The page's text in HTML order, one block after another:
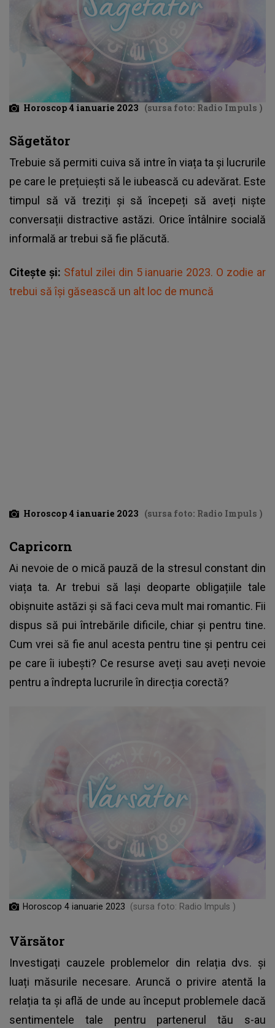
Horoscop 4 ianuarie 2023 (sursa foto: Radio Impuls )
Săgetător
Trebuie să permiti cuiva să intre în viața ta și lucrurile
pe care le prețuiești să le iubească cu adevărat. Este
timpul să vă treziți și să începeți să aveți niște
conversații distractive astăzi. Orice întâlnire socială
informală ar trebui să fie plăcută.
Citește și: Sfatul zilei din 5 ianuarie 2023. O zodie ar
trebui să își găsească un alt loc de muncă
Horoscop 4 ianuarie 2023 (sursa foto: Radio Impuls )
Capricorn
Ai nevoie de o mică pauză de la stresul constant din
viața ta. Ar trebui să lași deoparte obligațiile tale
obișnuite astăzi și să faci ceva mult mai romantic. Fii
dispus să pui întrebările dificile, chiar și pentru tine.
Cum vrei să fie anul acesta pentru tine și pentru cei
pe care îi iubești? Ce resurse aveți sau aveți nevoie
pentru a îndrepta lucrurile în direcția corectă?
Horoscop 4 ianuarie 2023 (sursa foto: Radio Impuls )
Vărsător
Investigați cauzele problemelor din relația dvs. și
luați măsurile necesare. Aruncă o privire atentă la
relația ta și află de unde au început problemele dacă
sentimentele tale pentru partenerul tău s-au